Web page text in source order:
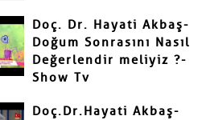
Doç. Dr. Hayati Akbaş-
Doğum Sonrasını Nasıl
Değerlendir meliyiz ?-
Show Tv
Doç.Dr.Hayati Akbaş-